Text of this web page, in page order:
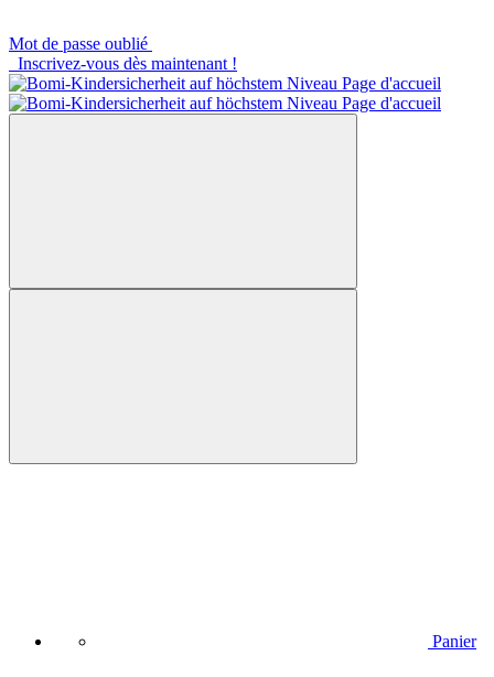
Mot de passe oublié
Inscrivez-vous dès maintenant !
Panier